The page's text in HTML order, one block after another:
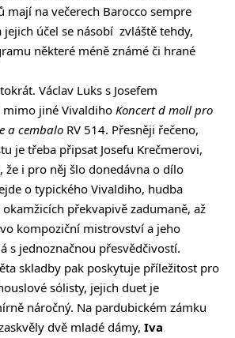
mají na večerech Barocco sempre
účel se násobí zvláště tehdy,
některé méně známé či hrané
Václav Luks s Josefem
jiné Vivaldiho Koncert d moll pro
a cembalo RV 514. Přesněji řečeno,
je třeba připsat Josefu Krečmerovi,
že i pro něj šlo donedávna o dílo
o typického Vivaldiho, hudba
překvapivě zadumaně, až
kompoziční mistrovství a jeho
s jednoznačnou přesvědčivostí.
skladby pak poskytuje příležitost pro
sólisty, jejich duet je
náročný. Na pardubickém zámku
dvě mladé dámy, Iva